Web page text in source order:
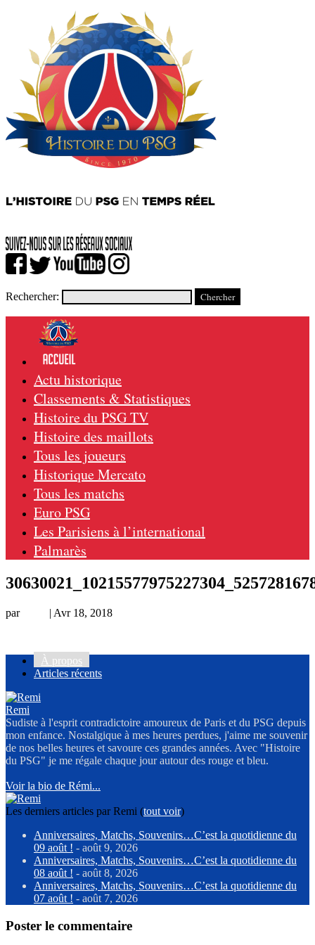
Rechercher:
Actu historique
Classements & Statistiques
Histoire du PSG TV
Histoire des maillots
Tous les joueurs
Historique Mercato
Tous les matchs
Euro PSG
Les Parisiens à l’international
Palmarès
par | Avr 18, 2018
À propos
Articles récents
Remi
Sudiste à l'esprit contradictoire amoureux de Paris et du PSG depuis
mon enfance. Nostalgique à mes heures perdues, j'aime me souvenir
de nos belles heures et savoure ces grandes années. Avec "Histoire
du PSG" je me régale chaque jour autour des rouge et bleu.
Voir la bio de Rémi...
Les derniers articles par Remi (tout voir)
Anniversaires, Matchs, Souvenirs…C’est la quotidienne du
09 août ! - août 9, 2026
Anniversaires, Matchs, Souvenirs…C’est la quotidienne du
08 août ! - août 8, 2026
Anniversaires, Matchs, Souvenirs…C’est la quotidienne du
07 août ! - août 7, 2026
Poster le commentaire